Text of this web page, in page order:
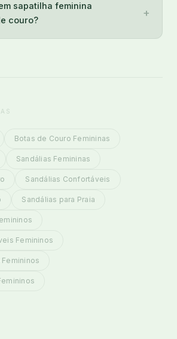
sapatilha feminina
couro?
+
Botas de Couro Femininas
Sandálias Femininas
Sandálias Confortáveis
Sandálias para Praia
Femininos